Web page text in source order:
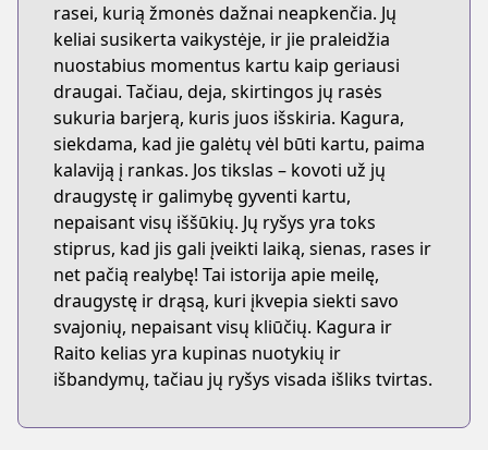
rasei, kurią žmonės dažnai neapkenčia. Jų
keliai susikerta vaikystėje, ir jie praleidžia
nuostabius momentus kartu kaip geriausi
draugai. Tačiau, deja, skirtingos jų rasės
sukuria barjerą, kuris juos išskiria. Kagura,
siekdama, kad jie galėtų vėl būti kartu, paima
kalaviją į rankas. Jos tikslas – kovoti už jų
draugystę ir galimybę gyventi kartu,
nepaisant visų iššūkių. Jų ryšys yra toks
stiprus, kad jis gali įveikti laiką, sienas, rases ir
net pačią realybę! Tai istorija apie meilę,
draugystę ir drąsą, kuri įkvepia siekti savo
svajonių, nepaisant visų kliūčių. Kagura ir
Raito kelias yra kupinas nuotykių ir
išbandymų, tačiau jų ryšys visada išliks tvirtas.